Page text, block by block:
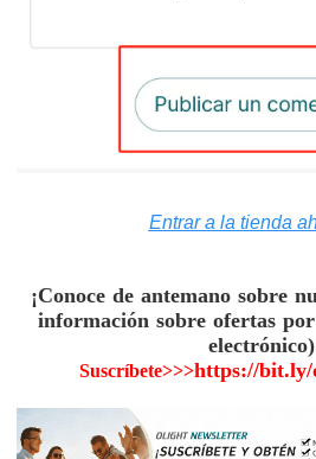
Entrar a la tienda
¡Conoce de antemano sobre
información sobre ofertas
Suscríbete>>>https://bit.ly/